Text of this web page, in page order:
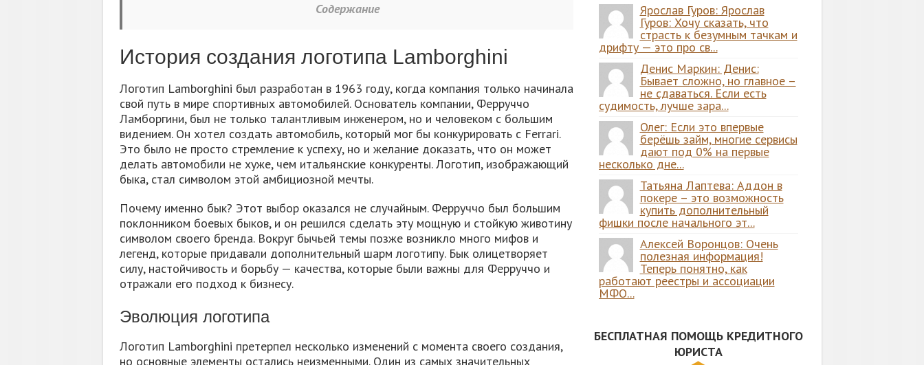
Содержание
История создания логотипа Lamborghini
Логотип Lamborghini был разработан в 1963 году, когда компания только начинала
свой путь в мире спортивных автомобилей. Основатель компании, Ферруччо
Ламборгини, был не только талантливым инженером, но и человеком с большим
видением. Он хотел создать автомобиль, который мог бы конкурировать с Ferrari.
Это было не просто стремление к успеху, но и желание доказать, что он может
делать автомобили не хуже, чем итальянские конкуренты. Логотип, изображающий
быка, стал символом этой амбициозной мечты.
Почему именно бык? Этот выбор оказался не случайным. Ферруччо был большим
поклонником боевых быков, и он решился сделать эту мощную и стойкую животину
символом своего бренда. Вокруг бычьей темы позже возникло много мифов и
легенд, которые придавали дополнительный шарм логотипу. Бык олицетворяет
силу, настойчивость и борьбу — качества, которые были важны для Ферруччо и
отражали его подход к бизнесу.
Эволюция логотипа
Логотип Lamborghini претерпел несколько изменений с момента своего создания,
но основные элементы остались неизменными. Один из самых значительных
Ярослав Гуров: Ярослав
Гуров: Хочу сказать, что
страсть к безумным тачкам и
дрифту — это про св...
Денис Маркин: Денис:
Бывает сложно, но главное –
не сдаваться. Если есть
судимость, лучше зара...
Олег: Если это впервые
берёшь займ, многие сервисы
дают под 0% на первые
несколько дне...
Татьяна Лаптева: Аддон в
покере – это возможность
купить дополнительный
фишки после начального эт...
Алексей Воронцов: Очень
полезная информация!
Теперь понятно, как
работают реестры и ассоциации
МФО...
БЕСПЛАТНАЯ ПОМОЩЬ КРЕДИТНОГО
ЮРИСТА